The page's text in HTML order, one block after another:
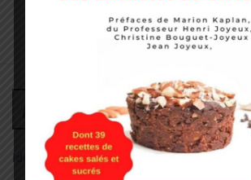
Administrateur
Identifiant: